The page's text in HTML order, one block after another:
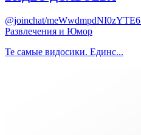
@joinchat/meWwdmpdNI0zYTE6
Развлечения и Юмор
Те самые видосики. Единс...